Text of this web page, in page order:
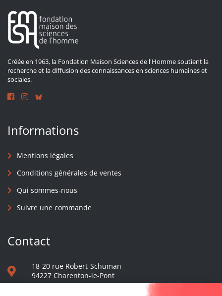
Créée en 1963, la Fondation Maison Sciences de l'Homme soutient la
recherche et la diffusion des connaissances en sciences humaines et
sociales.
Informations
Mentions légales
Conditions générales de ventes
Qui sommes-nous
Suivre une commande
Contact
18-20 rue Robert-Schuman
94227 Charenton-le-Pont